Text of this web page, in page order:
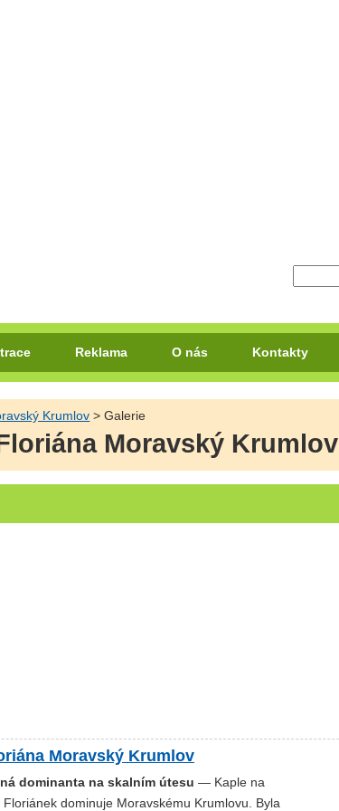
Reklama O nás Kontakty
Krumlov > Galerie
Moravský Krumlov
Moravský Krumlov
dominanta na skalním útesu — Kaple na
dominuje Moravskému Krumlovu. Byla